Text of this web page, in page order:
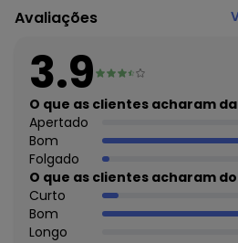
Código do produto: 22583160
Colecao : COTELÊ
Avaliações
3.9
O que as clientes acharam
Apertado
Bom
Folgado
O que as clientes acharam
Curto
Bom
Longo